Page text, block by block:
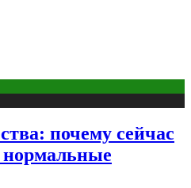
почему сейчас
нормальные